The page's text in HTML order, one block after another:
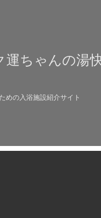
運ちゃんの湯
めの入浴施設紹介サイト